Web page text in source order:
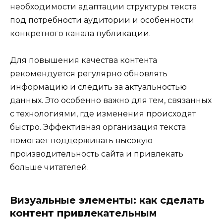
необходимости адаптации структуры текста
под потребности аудитории и особенности
конкретного канала публикации.
Для повышения качества контента
рекомендуется регулярно обновлять
информацию и следить за актуальностью
данных. Это особенно важно для тем, связанных
с технологиями, где изменения происходят
быстро. Эффективная организация текста
помогает поддерживать высокую
производительность сайта и привлекать
больше читателей.
Визуальные элементы: как сделать
контент привлекательным